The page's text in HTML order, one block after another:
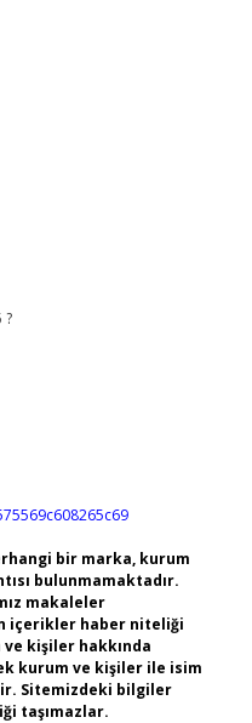
?
bir marka, kurum
bulunmamaktadır.
makaleler
içerikler haber niteliği
kişiler hakkında
kurum ve kişiler ile isim
Sitemizdeki bilgiler
taşımazlar.